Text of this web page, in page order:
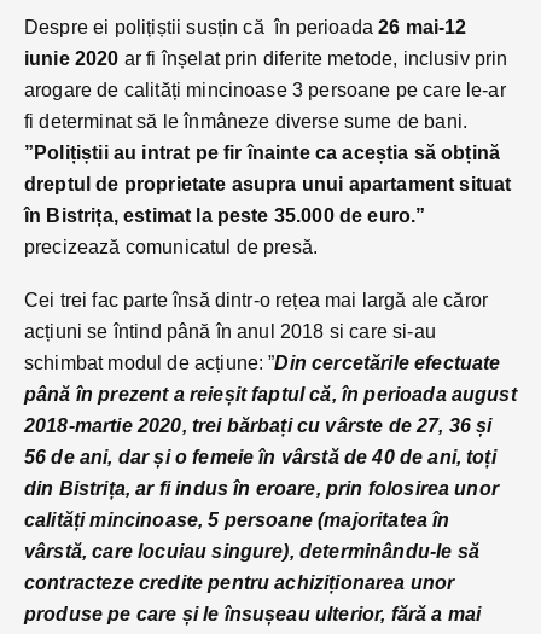
Despre ei polițiștii susțin că în perioada 26 mai-12
iunie 2020 ar fi înșelat prin diferite metode, inclusiv prin
arogare de calități mincinoase 3 persoane pe care le-ar
fi determinat să le înmâneze diverse sume de bani.
”Polițiștii au intrat pe fir înainte ca aceștia să obțină
dreptul de proprietate asupra unui apartament situat
în Bistrița, estimat la peste 35.000 de euro.”
precizează comunicatul de presă.
Cei trei fac parte însă dintr-o rețea mai largă ale căror
acțiuni se întind până în anul 2018 si care si-au
schimbat modul de acțiune: ”Din cercetările efectuate
până în prezent a reieșit faptul că, în perioada august
2018-martie 2020, trei bărbați cu vârste de 27, 36 și
56 de ani, dar și o femeie în vârstă de 40 de ani, toți
din Bistrița, ar fi indus în eroare, prin folosirea unor
calități mincinoase, 5 persoane (majoritatea în
vârstă, care locuiau singure), determinându-le să
contracteze credite pentru achiziționarea unor
produse pe care și le însușeau ulterior, fără a mai